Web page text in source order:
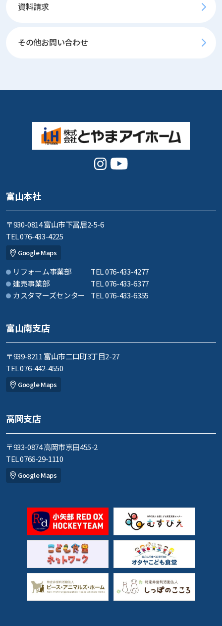
資料請求
その他お問い合わせ
富山本社
〒930-0814 富山市下冨居2-5-6
TEL 076-433-4225
Google Maps
リフォーム事業部
TEL 076-433-4277
建売事業部
TEL 076-433-6377
カスタマーズセンター
TEL 076-433-6355
富山南支店
〒939-8211 富山市二口町3丁目2-27
TEL 076-442-4550
Google Maps
高岡支店
〒933-0874 高岡市京田455-2
TEL 0766-29-1110
Google Maps